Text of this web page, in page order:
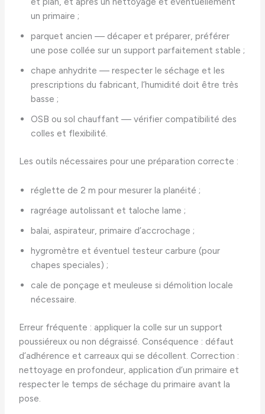
un primaire ;
parquet ancien — décaper et préparer, préférer
une pose collée sur un support parfaitement stable ;
chape anhydrite — respecter le séchage et les
prescriptions du fabricant, l’humidité doit être très
basse ;
OSB ou sol chauffant — vérifier compatibilité des
colles et flexibilité.
Les outils nécessaires pour une préparation correcte :
réglette de 2 m pour mesurer la planéité ;
ragréage autolissant et taloche lame ;
balai, aspirateur, primaire d’accrochage ;
hygromètre et éventuel testeur carbure (pour
chapes speciales) ;
cale de ponçage et meuleuse si démolition locale
nécessaire.
Erreur fréquente : appliquer la colle sur un support
poussiéreux ou non dégraissé. Conséquence : défaut
d’adhérence et carreaux qui se décollent. Correction :
nettoyage en profondeur, application d’un primaire et
respecter le temps de séchage du primaire avant la
pose.